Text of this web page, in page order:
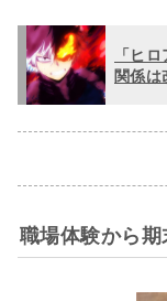
「ヒ
関係は
職場体験から